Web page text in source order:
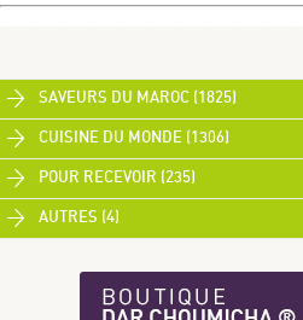
SAVEURS DU MAROC (1825)
CUISINE DU MONDE (1306)
POUR RECEVOIR (235)
AUTRES (4)